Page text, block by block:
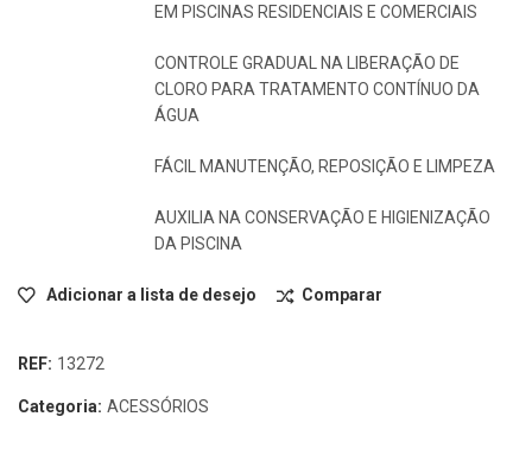
EM PISCINAS RESIDENCIAIS E COMERCIAIS
CONTROLE GRADUAL NA LIBERAÇÃO DE
CLORO PARA TRATAMENTO CONTÍNUO DA
ÁGUA
FÁCIL MANUTENÇÃO, REPOSIÇÃO E LIMPEZA
AUXILIA NA CONSERVAÇÃO E HIGIENIZAÇÃO
DA PISCINA
Adicionar a lista de desejo Comparar
REF: 13272
Categoria: ACESSÓRIOS